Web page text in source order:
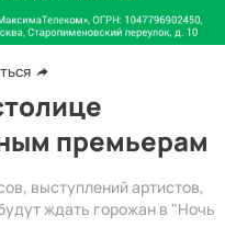
премьерам
выступлений артистов,
ждать горожан в "Ночь